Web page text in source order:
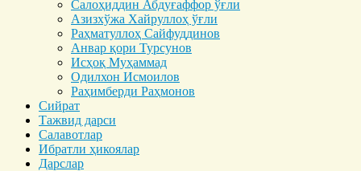
Салоҳиддин Абдуғаффор ўғли
Азизхўжа Хайруллоҳ ўғли
Раҳматуллоҳ Сайфуддинов
Анвар қори Турсунов
Исҳоқ Муҳаммад
Одилхон Исмоилов
Раҳимберди Раҳмонов
Сийрат
Тажвид дарси
Салавотлар
Ибратли ҳикоялар
Дарслар